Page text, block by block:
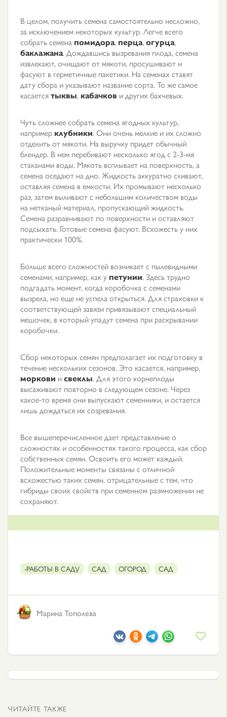
В целом, получить семена самостоятельно несложно,
за исключением некоторых культур. Легче всего
собрать семена помидора, перца,огурца,
баклажана. Дождавшись вызревания плода, семена
извлекают, очищают от мякоти, просушивают и
фасуют в герметичные пакетики. На семенах ставят
дату сбора и указывают название сорта. То же самое
касаетсятыквы, кабачков и других бахчевых.
Чуть сложнее собрать семена ягодных культур,
например клубники. Они очень мелкие и их сложно
отделить от мякоти. На выручку придет обычный
блендер. В нем перебивают несколько ягод с 2-3-мя
стаканами воды. Мякоть всплывает на поверхность, а
семена оседают на дно. Жидкость аккуратно сливают,
оставляя семена в емкости. Их промывают несколько
раз, затем выливают с небольшим количеством воды
на нетканый материал, пропускающий жидкость.
Семена разравнивают по поверхности и оставляют
подсыхать. Готовые семена фасуют. Всхожесть у них
практически 100%.
Больше всего сложностей возникает с пылевидными
семенами, например, как у петунии. Здесь трудно
подгадать момент, когда коробочка с семенами
вызрела, но еще не успела открыться. Для страховки к
соответствующей завязи привязывают специальный
мешочек, в который упадут семена при раскрывании
коробочки.
Сбор некоторых семян предполагает их подготовку в
течение нескольких сезонов. Это касается, например,
моркови исвеклы. Для этого корнеплоды
высаживают повторно в следующем сезоне. Через
какое-то время они выпускают семенники, и остается
лишь дождаться их созревания.
Все вышеперечисленное дает представление о
сложностях и особенностях такого процесса, как сбор
собственных семян. Освоить его может каждый.
Положительные моменты связаны с отличной
всхожестью таких семян, отрицательные с тем, что
гибриды своих свойств при семенном размножении не
сохраняют.
-РАБОТЫ В САДУ САД ОГОРОД САД
Марина Тополева
ЧИТАЙТЕ ТАКЖЕ